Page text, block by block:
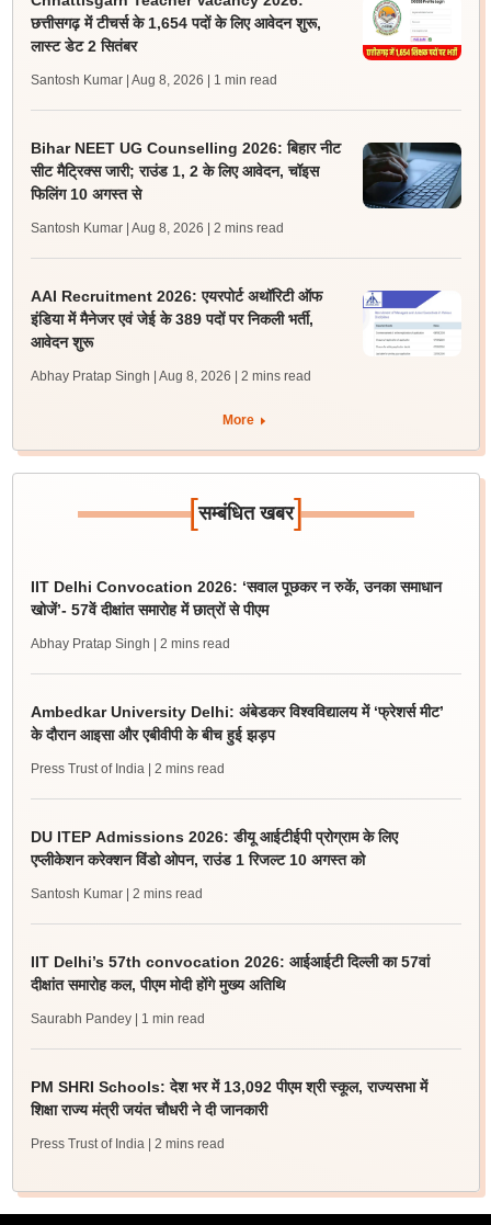
छत्तीसगढ़ में टीचर्स के 1,654 पदों के लिए आवेदन शुरू,
लास्ट डेट 2 सितंबर
Santosh Kumar | Aug 8, 2026 | 1 min read
Bihar NEET UG Counselling 2026: बिहार नीट
सीट मैट्रिक्स जारी; राउंड 1, 2 के लिए आवेदन, चॉइस
फिलिंग 10 अगस्त से
Santosh Kumar | Aug 8, 2026 | 2 mins read
AAI Recruitment 2026: एयरपोर्ट अथॉरिटी ऑफ
इंडिया में मैनेजर एवं जेई के 389 पदों पर निकली भर्ती,
आवेदन शुरू
Abhay Pratap Singh | Aug 8, 2026 | 2 mins read
More
[सम्बंधित खबर]
IIT Delhi Convocation 2026: ‘सवाल पूछकर न रुकें, उनका समाधान
खोजें’- 57वें दीक्षांत समारोह में छात्रों से पीएम
Abhay Pratap Singh | 2 mins read
Ambedkar University Delhi: अंबेडकर विश्वविद्यालय में ‘फ्रेशर्स मीट’
के दौरान आइसा और एबीवीपी के बीच हुई झड़प
Press Trust of India | 2 mins read
DU ITEP Admissions 2026: डीयू आईटीईपी प्रोग्राम के लिए
एप्लीकेशन करेक्शन विंडो ओपन, राउंड 1 रिजल्ट 10 अगस्त को
Santosh Kumar | 2 mins read
IIT Delhi’s 57th convocation 2026: आईआईटी दिल्ली का 57वां
दीक्षांत समारोह कल, पीएम मोदी होंगे मुख्य अतिथि
Saurabh Pandey | 1 min read
PM SHRI Schools: देश भर में 13,092 पीएम श्री स्कूल, राज्यसभा में
शिक्षा राज्य मंत्री जयंत चौधरी ने दी जानकारी
Press Trust of India | 2 mins read